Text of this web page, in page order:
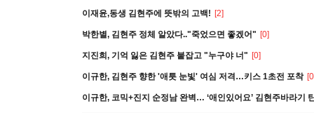
이재윤,동생 김현주에 뜻밖의 고백! [2]
박한별, 김현주 정체 알았다.."죽었으면 좋겠어" [0]
지진희, 기억 잃은 김현주 붙잡고 "누구야 너" [0]
이규한, 김현주 향한 '애틋 눈빛' 여심 저격…키스 1초전 포착
이규한, 코믹+진지 순정남 완벽… ‘애인있어요’ 김현주바라기